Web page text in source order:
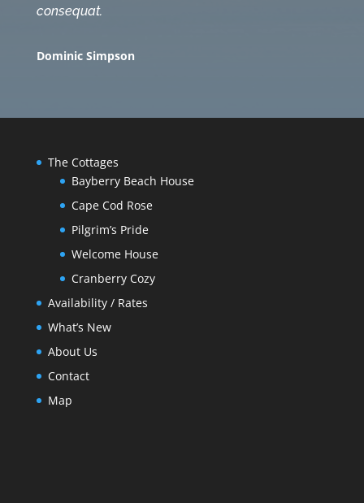
consequat.
Dominic Simpson
The Cottages
Bayberry Beach House
Cape Cod Rose
Pilgrim’s Pride
Welcome House
Cranberry Cozy
Availability / Rates
What’s New
About Us
Contact
Map